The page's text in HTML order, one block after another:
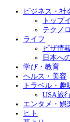
ビジネス・社
トップ
テクノ
ライフ
ビザ情
日本へ
学び・教育
ヘルス・美容
トラベル・趣
USA旅
エンタメ・娯
ヒト